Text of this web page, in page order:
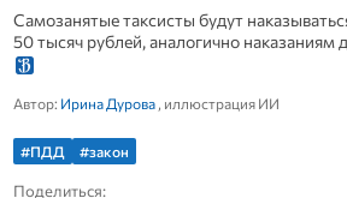
Самозанятые таксисты будут
50 тысяч рублей, аналогично наказаниям
Автор: Ирина Дурова, иллюстрация ИИ
#ПДД #закон
Поделиться: